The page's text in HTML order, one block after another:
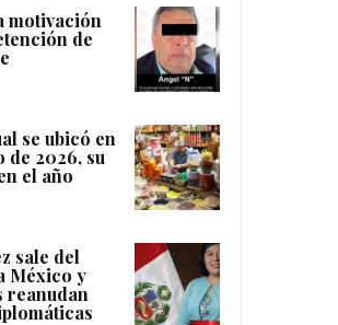
motivación
de
se ubicó en
de 2026, su
el año
sale del
México y
reanudan